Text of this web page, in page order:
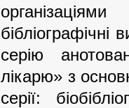
серію
лікарю» з
серії: